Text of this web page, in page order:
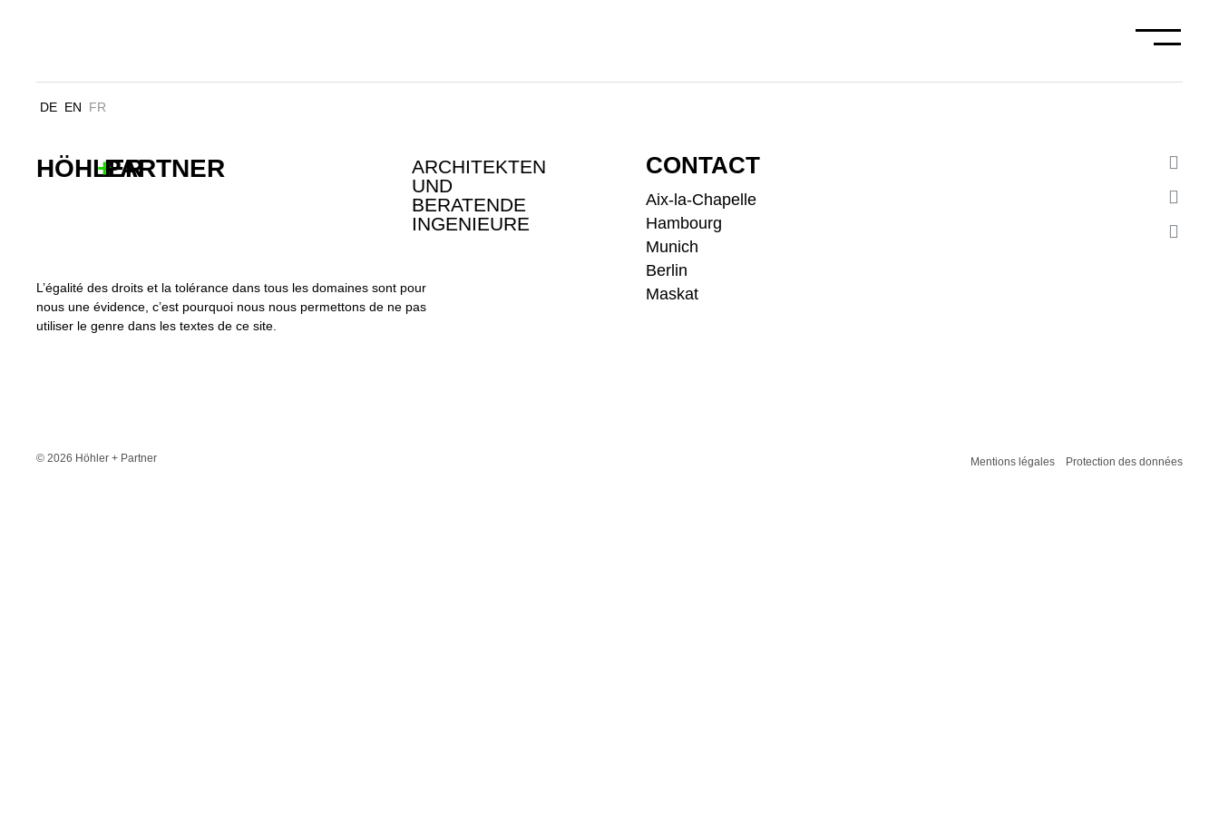
DE EN FR
HÖHLER
+PARTNER
ARCHITEKTEN
UND
BERATENDE
INGENIEURE
L’égalité des droits et la tolérance dans tous les domaines sont pour
nous une évidence, c’est pourquoi nous nous permettons de ne pas
utiliser le genre dans les textes de ce site.
CONTACT
Aix-la-Chapelle
Hambourg
Munich
Berlin
Maskat
© 2026 Höhler + Partner Mentions légales Protection des données